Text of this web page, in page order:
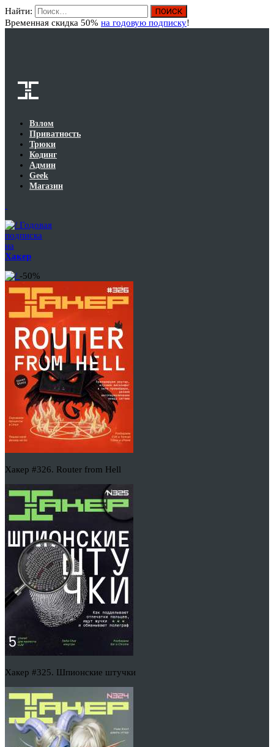
Найти:
Временная скидка 50% на годовую подписку!
Взлом
Приватность
Трюки
Кодинг
Админ
Geek
Магазин
Годовая
подписка
на
Хакер
-50%
Хакер #326. Router from Hell
Хакер #325. Шпионские штучки